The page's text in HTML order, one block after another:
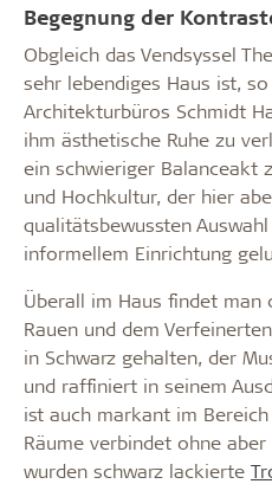
Begegnung der
Obgleich das Vendsyssel
sehr lebendiges Haus ist,
Architekturbüros Schmidt
ihm ästhetische Ruhe zu
ein schwieriger Balanceakt
und Hochkultur, der hier
qualitätsbewussten
informellem Einrichtung
Überall im Haus findet man
Rauen und dem
in Schwarz gehalten, der
und raffiniert in seinem
ist auch markant im
Räume verbindet ohne
wurden schwarz lackierte